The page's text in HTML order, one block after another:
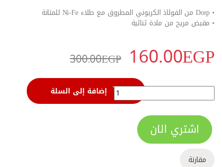
• Dorp من الفولاذ الكربوني المطروق مع طلاء Ni-Fe للمتانة
• مقبض مريح من مادة ثنائية
160.00EGP
300.00EGP
بنسة بوز طويل 200 مم 8 بوصة من وورك برو - W031002 quantity إضافة إلى السلة
اشتري الان
مقارنة